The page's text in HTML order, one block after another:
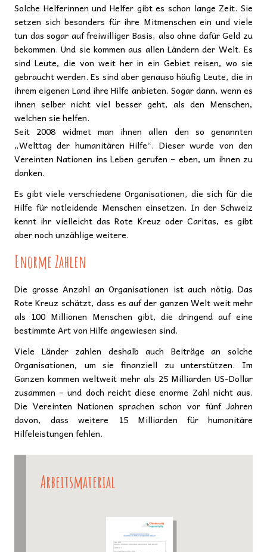
Solche Helferinnen und Helfer gibt es schon lange Zeit. Sie
setzen sich besonders für ihre Mitmenschen ein und viele
tun das sogar auf freiwilliger Basis, also ohne dafür Geld zu
bekommen. Und sie kommen aus allen Ländern der Welt. Es
sind Leute, die von weit her in ein Gebiet reisen, wo sie
gebraucht werden. Es sind aber genauso häufig Leute, die in
ihrem eigenen Land ihre Hilfe anbieten. Sogar dann, wenn es
ihnen selber nicht viel besser geht, als den Menschen,
welchen sie helfen.
Seit 2008 widmet man ihnen allen den so genannten
„Welttag der humanitären Hilfe“. Dieser wurde von den
Vereinten Nationen ins Leben gerufen – eben, um ihnen zu
danken.
Es gibt viele verschiedene Organisationen, die sich für die
Hilfe für notleidende Menschen einsetzen. In der Schweiz
kennt ihr vielleicht das Rote Kreuz oder Caritas, es gibt
aber noch unzählige weitere.
Enorme Zahlen
Die grosse Anzahl an Organisationen ist auch nötig. Das
Rote Kreuz schätzt, dass es auf der ganzen Welt weit mehr
als 100 Millionen Menschen gibt, die dringend auf eine
bestimmte Art von Hilfe angewiesen sind.
Viele Länder zahlen deshalb auch Beiträge an solche
Organisationen, um sie finanziell zu unterstützen. Im
Ganzen kommen weltweit mehr als 25 Milliarden US-Dollar
zusammen – und doch reicht diese enorme Zahl nicht aus.
Die Vereinten Nationen sprachen schon vor fünf Jahren
davon, dass weitere 15 Milliarden für humanitäre
Hilfeleistungen fehlen.
Arbeitsmaterial